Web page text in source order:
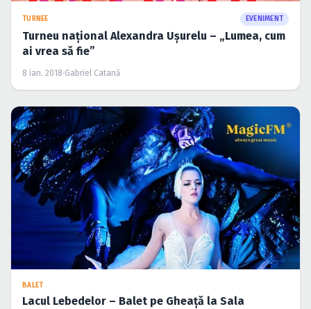
TURNEE EVENIMENT
Turneu naţional Alexandra Uşurelu – „Lumea, cum
ai vrea să fie”
8 ian. 2018·Gabriel Catană
BALET
Lacul Lebedelor – Balet pe Gheaţă la Sala